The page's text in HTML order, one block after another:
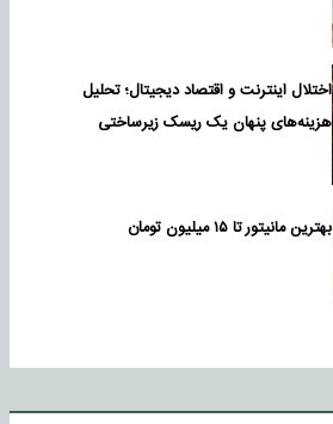
اختلال اینترنت و اقتصاد دیجیتال؛ تحلیل
هزینه‌های پنهان یک ریسک زیرساختی
بهترین مانیتور تا ۱۵ میلیون تومان